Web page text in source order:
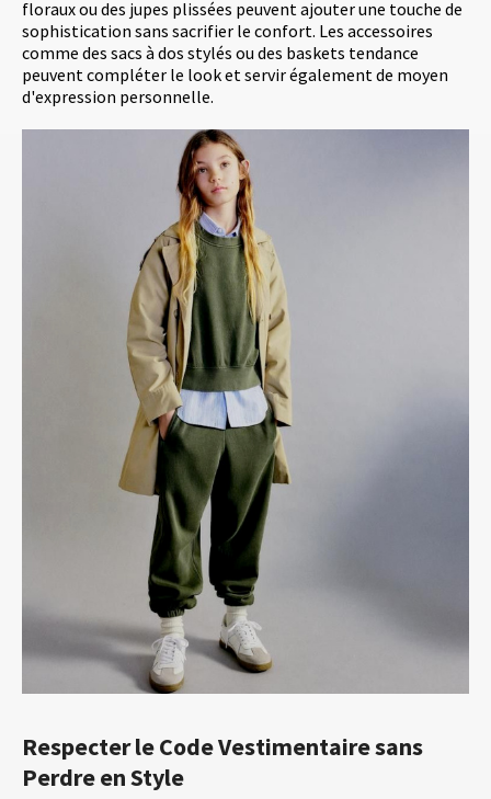
floraux ou des jupes plissées peuvent ajouter une touche de
sophistication sans sacrifier le confort. Les accessoires
comme des sacs à dos stylés ou des baskets tendance
peuvent compléter le look et servir également de moyen
d'expression personnelle.
Respecter le Code Vestimentaire sans
Perdre en Style